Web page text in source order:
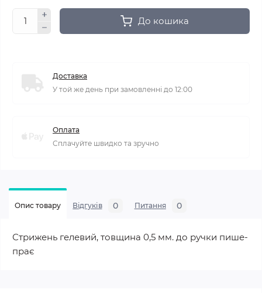
До кошика
Доставка
У той же день при замовленні до 12:00
Оплата
Сплачуйте швидко та зручно
Опис товару Відгуків 0 Питання 0
Стрижень гелевий, товщина 0,5 мм. до ручки пише-
прає